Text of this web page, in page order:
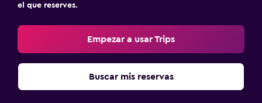
el que reserves.
Empezar a usar Trips
Buscar mis reservas